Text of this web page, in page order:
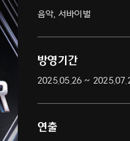
음악, 서바이벌
방영기간
2025.05.26 ~
연출